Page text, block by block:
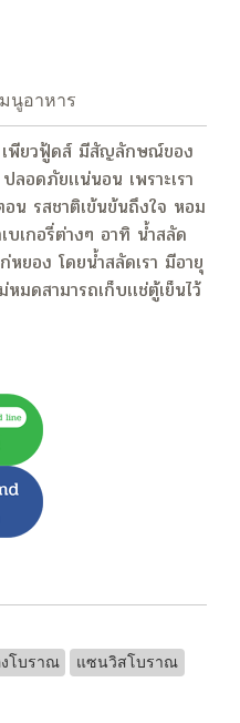
มนูอาหาร
พียวฟู้ดส์ มีสัญลักษณ์ของ
ลอดภัยเเน่นอน เพราะเรา
อน รสชาติเข้นข้นถึงใจ หอม
บเกอรี่ต่างๆ อาทิ น้ำสลัด
หยอง โดยน้ำสลัดเรา มีอายุ
มดสามารถเก็บเเช่ตู้เย็นไว้
โบราณ แซนวิสโบราณ